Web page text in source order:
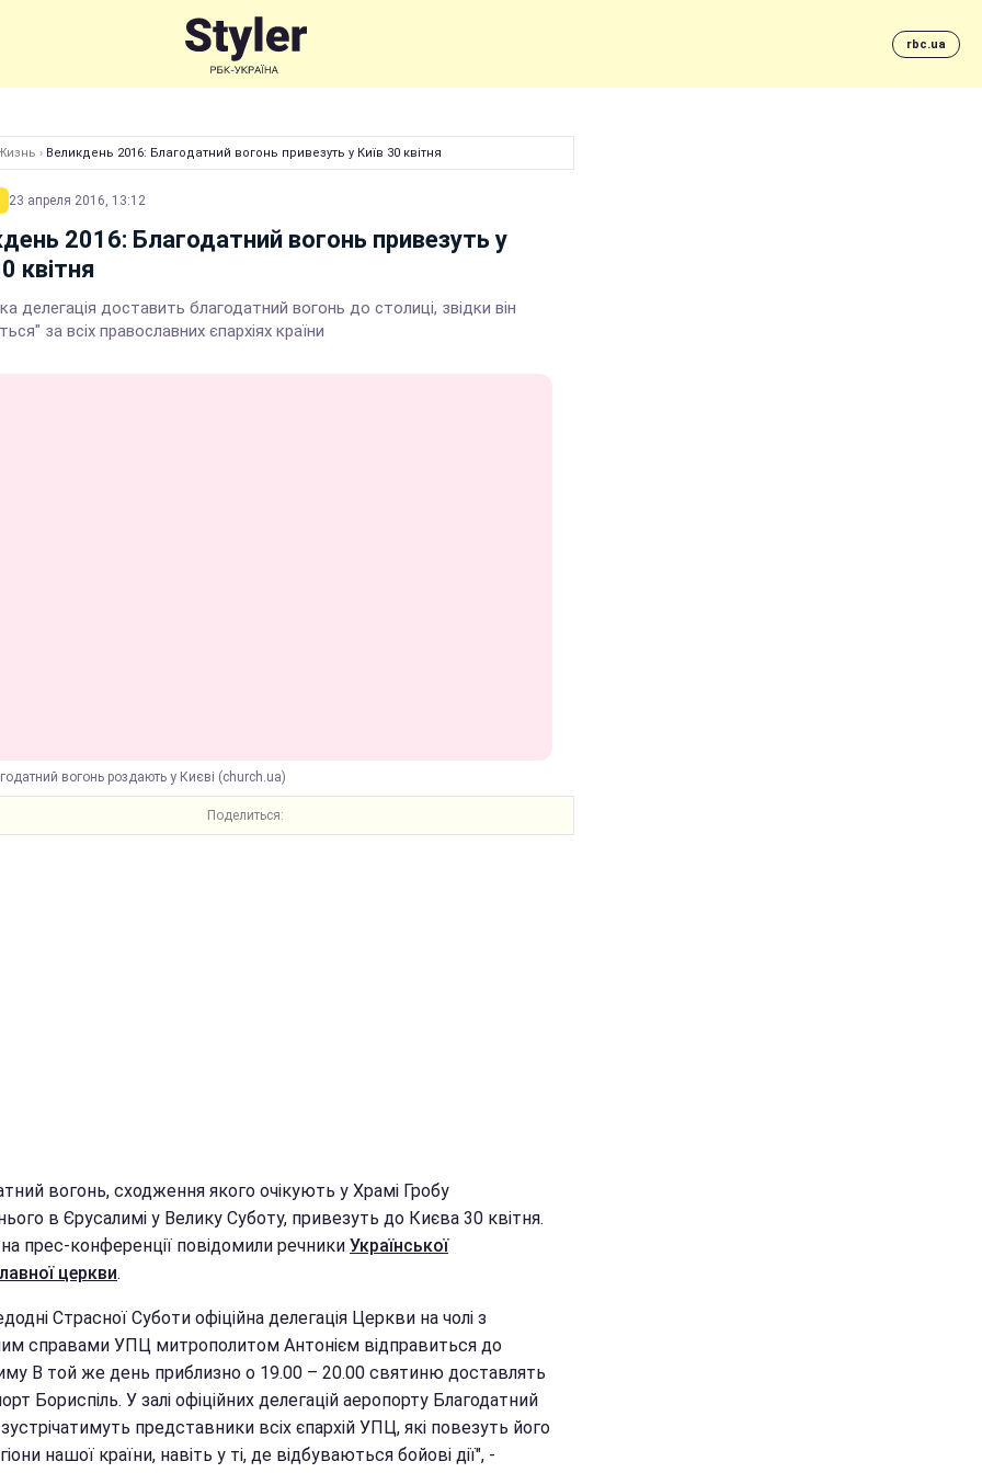
rbc.ua
› Великдень 2016: Благодатний вогонь привезуть у Київ 30 квітня
23 апреля 2016, 13:12
2016: Благодатний вогонь привезуть у
квітня
делегація доставить благодатний вогонь до столиці, звідки він
за всіх православних єпархіях країни
вогонь роздають у Києві (church.ua)
Поделиться:
вогонь, сходження якого очікують у Храмі Гробу
в Єрусалимі у Велику Суботу, привезуть до Києва 30 квітня.
прес-конференції повідомили речники Української
церкви.
Страсної Суботи офіційна делегація Церкви на чолі з
справами УПЦ митрополитом Антонієм відправиться до
В той же день приблизно о 19.00 – 20.00 святиню доставлять
Бориспіль. У залі офіційних делегацій аеропорту Благодатний
представники всіх єпархій УПЦ, які повезуть його
нашої країни, навіть у ті, де відбуваються бойові дії", -